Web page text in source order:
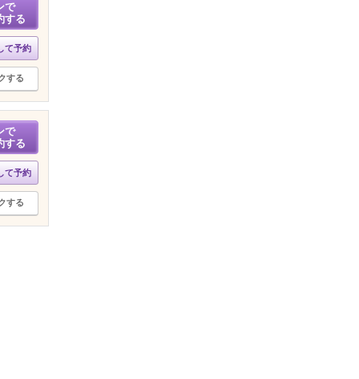
で
する
て予約
する
で
する
て予約
する